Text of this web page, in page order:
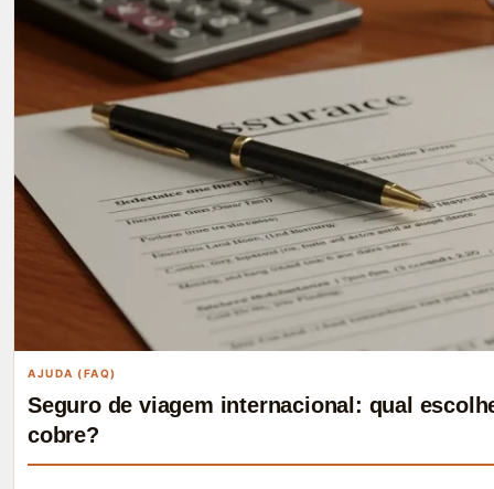
AJUDA (FAQ)
Seguro de viagem internacional: qual
cobre?